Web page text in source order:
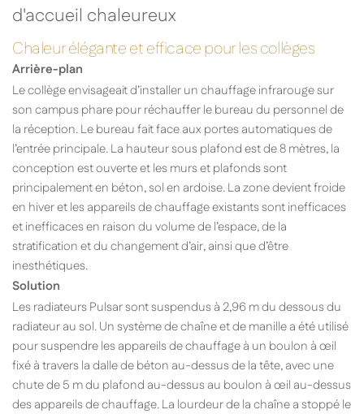
d'accueil chaleureux
Chaleur élégante et efficace pour les collèges
Arrière-plan
Le collège envisageait d’installer un chauffage infrarouge sur
son campus phare pour réchauffer le bureau du personnel de
la réception. Le bureau fait face aux portes automatiques de
l’entrée principale. La hauteur sous plafond est de 8 mètres, la
conception est ouverte et les murs et plafonds sont
principalement en béton, sol en ardoise. La zone devient froide
en hiver et les appareils de chauffage existants sont inefficaces
et inefficaces en raison du volume de l’espace, de la
stratification et du changement d’air, ainsi que d’être
inesthétiques.
Solution
Les radiateurs Pulsar sont suspendus à 2,96 m du dessous du
radiateur au sol. Un système de chaîne et de manille a été utilisé
pour suspendre les appareils de chauffage à un boulon à œil
fixé à travers la dalle de béton au-dessus de la tête, avec une
chute de 5 m du plafond au-dessus au boulon à œil au-dessus
des appareils de chauffage. La lourdeur de la chaîne a stoppé le